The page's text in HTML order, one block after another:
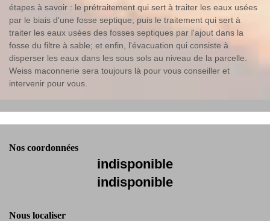
étapes à savoir : le prétraitement qui sert à traiter les eaux usées
par le biais d'une fosse septique; puis le traitement qui sert à
traiter les eaux usées des fosses septiques par l'ajout dans la
fosse du filtre à sable; et enfin, l'évacuation qui consiste à
disperser les eaux dans les sous sols au niveau de la parcelle.
Weiss maconnerie sera toujours là pour vous conseiller et
intervenir pour vous.
Nos coordonnées
indisponible
indisponible
Nous localiser